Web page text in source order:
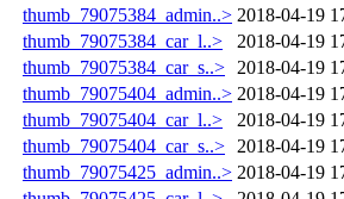
thumb_79075384_admin..> 2018-04-19
thumb_79075384_car_l..>
2018-04-19
thumb_79075384_car_s..>
2018-04-19
thumb_79075404_admin..> 2018-04-19
thumb_79075404_car_l..>
2018-04-19
thumb_79075404_car_s..>
2018-04-19
thumb_79075425_admin..> 2018-04-19